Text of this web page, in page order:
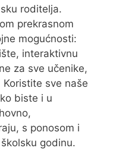
roditelja.
prekrasnom
mogućnosti:
interaktivnu
za sve učenike,
sve naše
biste i u
s ponosom i
godinu.